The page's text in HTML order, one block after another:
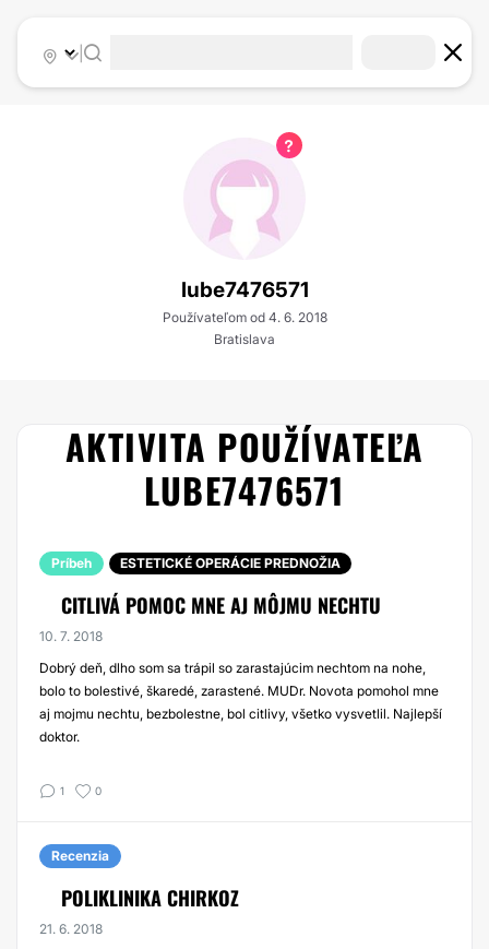
|
lube7476571
Používateľom od 4. 6. 2018
Bratislava
AKTIVITA POUŽÍVATEĽA
LUBE7476571
Príbeh ESTETICKÉ OPERÁCIE PREDNOŽIA
CITLIVÁ POMOC MNE AJ MÔJMU NECHTU
10. 7. 2018
Dobrý deň, dlho som sa trápil so zarastajúcim nechtom na nohe,
bolo to bolestivé, škaredé, zarastené. MUDr. Novota pomohol mne
aj mojmu nechtu, bezbolestne, bol citlivy, všetko vysvetlil. Najlepší
doktor.
1 0
Recenzia
POLIKLINIKA CHIRKOZ
21. 6. 2018